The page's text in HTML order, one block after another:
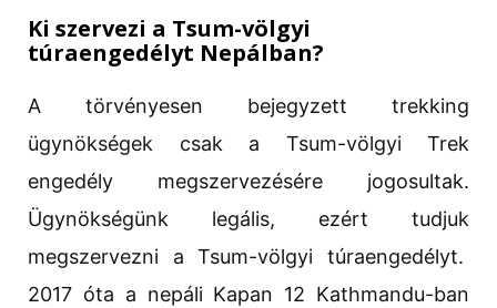
Ki szervezi a Tsum-völgyi
túraengedélyt Nepálban?
A törvényesen bejegyzett trekking
ügynökségek csak a Tsum-völgyi Trek
engedély megszervezésére jogosultak.
Ügynökségünk legális, ezért tudjuk
megszervezni a Tsum-völgyi túraengedélyt.
2017 óta a nepáli Kapan 12 Kathmandu-ban